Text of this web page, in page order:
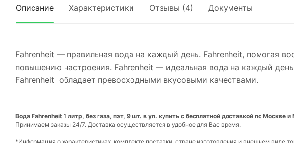
Описание Характеристики Отзывы (4) Документы
Fahrenheit — правильная вода на каждый день. Fahrenheit, помогая
повышению настроения. Fahrenheit — идеальная вода на каждый
Fahrenheit обладает превосходными вкусовыми качествами.
Вода Fahrenheit 1 литр, без газа, пэт, 9 шт. в уп. купить с бесплатной доставкой по Москве и
Принимаем заказы 24/7. Доставка осуществляется в удобное для Вас время.
*Информация о характеристиках, комплекте поставки, стране изготовления и внешнем виде